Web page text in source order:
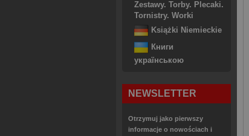
Zestawy. Torby. Plecaki.
Tornistry. Worki
Książki Niemieckie
Книги
українською
NEWSLETTER
Otrzymuj jako pierwszy
informacje o nowościach i